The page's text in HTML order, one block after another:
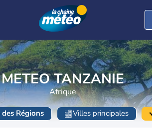
METEO TANZANIE
Afrique
des Régions Villes principales